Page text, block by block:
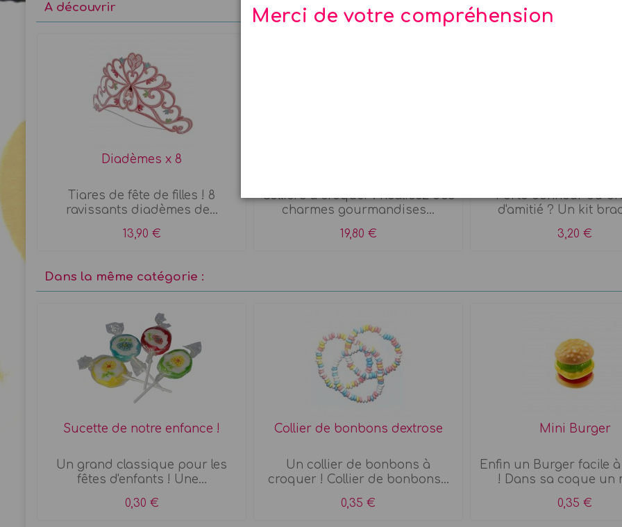
Merci de votre compréhension
A découvrir
Diadèmes x 8
Tiares de fête de filles ! 8
ravissants diadèmes de...
13,90 €
Colliers à croquer ! Réalisez des
charmes gourmandises...
19,80 €
Porte bonheur ou
d'amitié ? Un kit
3,20 €
Dans la même catégorie :
Sucette de notre enfance !
Un grand classique pour les
fêtes d'enfants ! Une...
0,30 €
Collier de bonbons dextrose
Un collier de bonbons à
croquer ! Collier de bonbons...
0,35 €
Mini Burger
Enfin un Burger facile
! Dans sa coque un
0,35 €